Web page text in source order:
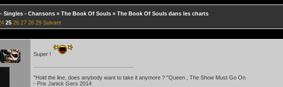
Singles - Chansons » The Book Of Souls » The Book Of Souls dans les charts
25 26 27 28 29 Suivant
Super !
"Hold the line, does anybody want to take it anymore ? "Queen , The Show Must Go On
- Prix Janick Gers 2014